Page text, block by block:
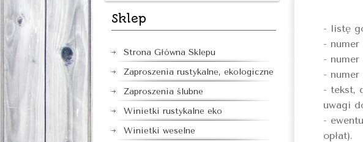
Sklep
Strona Główna Sklepu
Zaproszenia rustykalne, ekologiczne
Zaproszenia ślubne
Winietki rustykalne eko
Winietki weselne
- listę
- numer
- numer
- numer
- tekst,
uwagi
-
opłat).